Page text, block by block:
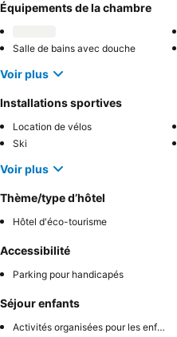
Équipements de la chambre
Salle de bains avec douche
Voir plus
Installations sportives
Location de vélos
Ski
Voir plus
Thème/type d’hôtel
Hôtel d'éco-tourisme
Accessibilité
Parking pour handicapés
Séjour enfants
Activités organisées pour les enfants